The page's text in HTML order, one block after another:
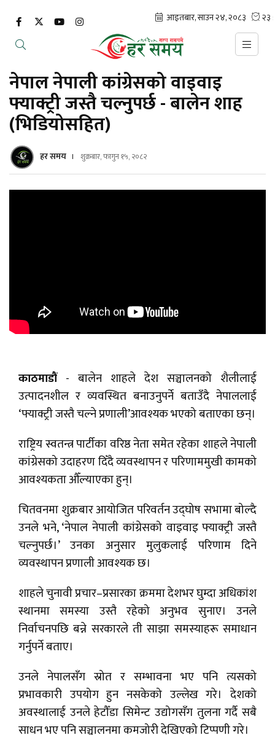
नेपाल नेपाली कांग्रेसको वाइवाइ
फ्याक्ट्री जस्तै चल्नुपर्छ - बालेन शाह
(भिडियोसहित)
हर समय शुक्रबार, फागुन १५, २०८२
काठमाडौं - बालेन शाहले देश सञ्चालनको शैलीलाई
उत्पादनशील र व्यवस्थित बनाउनुपर्ने बताउँदै नेपाललाई
‘फ्याक्ट्री जस्तै चल्ने प्रणाली’आवश्यक भएको बताएका छन्।
राष्ट्रिय स्वतन्त्र पार्टीका वरिष्ठ नेता समेत रहेका शाहले नेपाली
कांग्रेसको उदाहरण दिँदै व्यवस्थापन र परिणाममुखी कामको
आवश्यकता औँल्याएका हुन्।
चितवनमा शुक्रबार आयोजित परिवर्तन उद्घोष सभामा बोल्दै
उनले भने, ‘नेपाल नेपाली कांग्रेसको वाइवाइ फ्याक्ट्री जस्तै
चल्नुपर्छ।’ उनका अनुसार मुलुकलाई परिणाम दिने
व्यवस्थापन प्रणाली आवश्यक छ।
शाहले चुनावी प्रचार–प्रसारका क्रममा देशभर घुम्दा अधिकांश
स्थानमा समस्या उस्तै रहेको अनुभव सुनाए। उनले
निर्वाचनपछि बन्ने सरकारले ती साझा समस्याहरू समाधान
गर्नुपर्ने बताए।
उनले नेपालसँग स्रोत र सम्भावना भए पनि त्यसको
प्रभावकारी उपयोग हुन नसकेको उल्लेख गरे। देशको
अवस्थालाई उनले हेटौँडा सिमेन्ट उद्योगसँग तुलना गर्दै सबै
साधन भए पनि सञ्चालनमा कमजोरी देखिएको टिप्पणी गरे।